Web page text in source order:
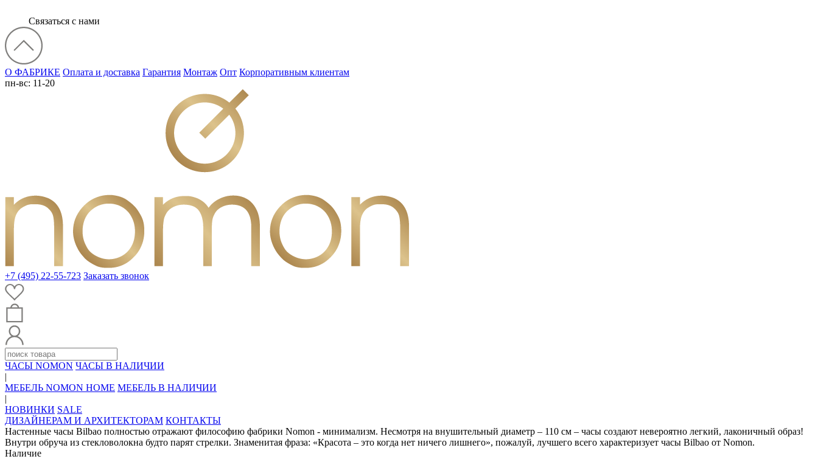
Связаться с нами
О ФАБРИКЕ Оплата и доставка Гарантия Монтаж Опт Корпоративным клиентам
пн-вс: 11-20
+7 (495) 22-55-723 Заказать звонок
ЧАСЫ NOMON ЧАСЫ В НАЛИЧИИ
|
МЕБЕЛЬ NOMON HOME МЕБЕЛЬ В НАЛИЧИИ
|
НОВИНКИ SALE
ДИЗАЙНЕРАМ И АРХИТЕКТОРАМ КОНТАКТЫ
Настенные часы Bilbao полностью отражают философию фабрики Nomon - минимализм. Несмотря на внушительный диаметр – 110 см – часы создают невероятно легкий, лаконичный образ!
Внутри обруча из стекловолокна будто парят стрелки. Знаменитая фраза: «Красота – это когда нет ничего лишнего», пожалуй, лучшего всего характеризует часы Bilbao от Nomon.
Наличие